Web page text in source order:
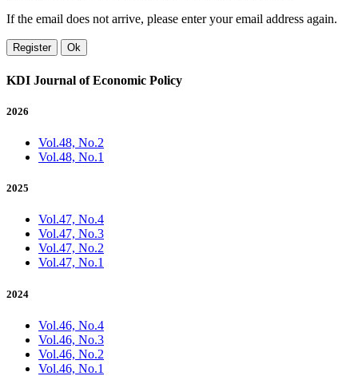
If the email does not arrive, please enter your email address again.
Register Ok
KDI Journal of Economic Policy
2026
Vol.48, No.2
Vol.48, No.1
2025
Vol.47, No.4
Vol.47, No.3
Vol.47, No.2
Vol.47, No.1
2024
Vol.46, No.4
Vol.46, No.3
Vol.46, No.2
Vol.46, No.1